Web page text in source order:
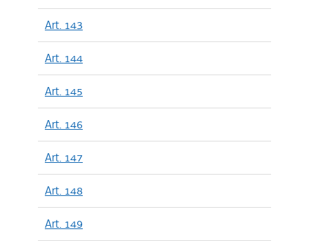
Art. 143
Art. 144
Art. 145
Art. 146
Art. 147
Art. 148
Art. 149